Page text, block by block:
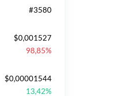
#3580
$0,001527
98,85%
$0,00001544
13,42%